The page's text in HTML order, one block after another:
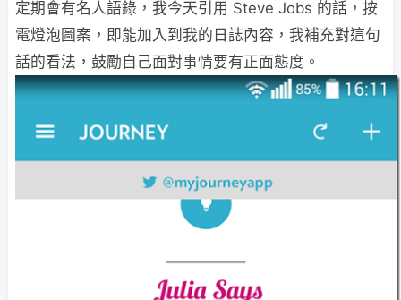
定期會有名人語錄，我今天引用 Steve Jobs 的話，按
電燈泡圖案，即能加入到我的日誌內容，我補充對這句
話的看法，鼓勵自己面對事情要有正面態度。